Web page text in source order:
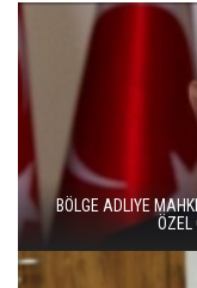
BÖLGE ADLIYE
ÖZEL